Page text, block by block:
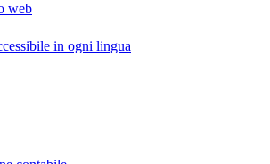
web
in ogni lingua